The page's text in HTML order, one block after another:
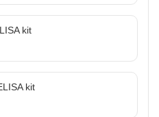
kit
kit